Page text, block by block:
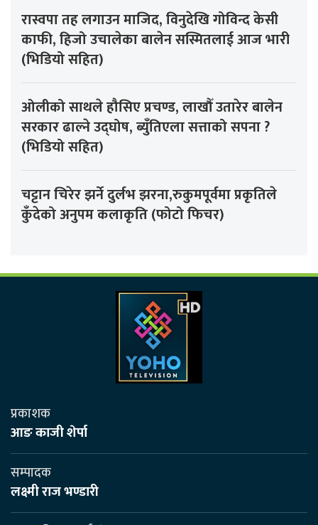
रास्वपा तह लगाउन माजिद, विनुदेखि गोविन्द केसी
काफी, हिजो उचालेका बालेन सस्मितलाई आज भारी
(भिडियो सहित)
ओलीको साथले हौसिए प्रचण्ड, लाखौँ उतारेर बालेन
सरकार ढाल्ने उद्घोष, ब्युँतिएला सत्ताको सपना ?
(भिडियो सहित)
चट्टान चिरेर झर्ने दुर्लभ झरना,रुकुमपूर्वमा प्रकृतिले
कुँदेको अनुपम कलाकृति (फोटो फिचर)
प्रकाशक
आङ काजी शेर्पा
सम्पादक
लक्ष्मी राज भण्डारी